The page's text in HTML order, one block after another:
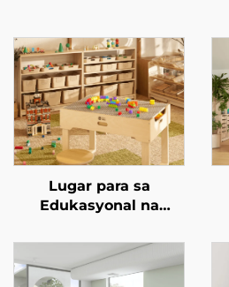
Lugar para sa
Edukasyonal na